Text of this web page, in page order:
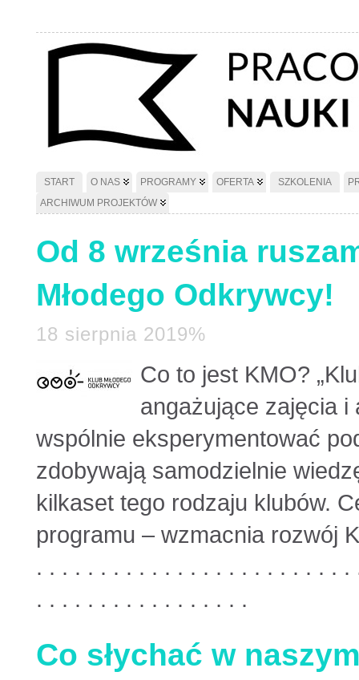
START O NAS PROGRAMY OFERTA SZKOLENIA
ARCHIWUM PROJEKTÓW
Od 8 września
Młodego Odkrywcy!
18 sierpnia 2019%
Co to jest KMO?
angażujące zajęcia i
wspólnie eksperymentować
zdobywają samodzielnie
kilkaset tego rodzaju klubów.
programu – wzmacnia rozwój
. . . . . . . . . . . . . . . . . . . . . . . .
. . . . . . . . . . . . . . . . .
Co słychać w